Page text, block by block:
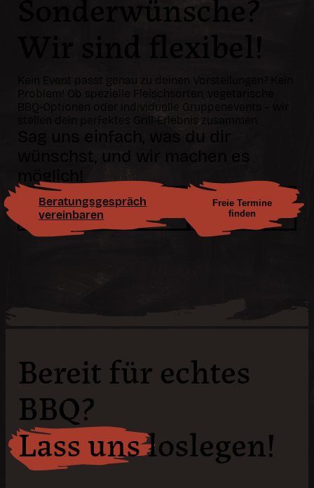
Wir sind flexibel!
Kein Event passt genau zu deinen Vorstellungen? Kein
Problem! Ob spezielle Fleischsorten, vegetarische
BBQ-Optionen oder individuelle Gruppenevents – wir
stellen dein perfektes Grill-Erlebnis zusammen.
Sag uns einfach, was du dir
wünschst, und wir machen es
möglich!
Beratungsgespräch
vereinbaren
Freie Termine
finden
Bereit für echtes
BBQ?
Lass uns loslegen!